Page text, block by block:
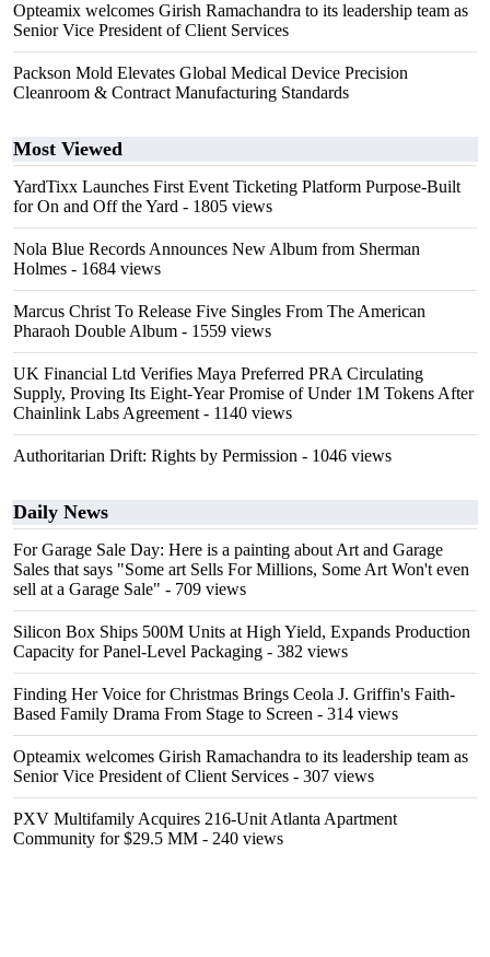
Opteamix welcomes Girish Ramachandra to its leadership team as
Senior Vice President of Client Services
Packson Mold Elevates Global Medical Device Precision
Cleanroom & Contract Manufacturing Standards
Most Viewed
YardTixx Launches First Event Ticketing Platform Purpose-Built
for On and Off the Yard - 1805 views
Nola Blue Records Announces New Album from Sherman
Holmes - 1684 views
Marcus Christ To Release Five Singles From The American
Pharaoh Double Album - 1559 views
UK Financial Ltd Verifies Maya Preferred PRA Circulating
Supply, Proving Its Eight-Year Promise of Under 1M Tokens After
Chainlink Labs Agreement - 1140 views
Authoritarian Drift: Rights by Permission - 1046 views
Daily News
For Garage Sale Day: Here is a painting about Art and Garage
Sales that says "Some art Sells For Millions, Some Art Won't even
sell at a Garage Sale" - 709 views
Silicon Box Ships 500M Units at High Yield, Expands Production
Capacity for Panel-Level Packaging - 382 views
Finding Her Voice for Christmas Brings Ceola J. Griffin's Faith-
Based Family Drama From Stage to Screen - 314 views
Opteamix welcomes Girish Ramachandra to its leadership team as
Senior Vice President of Client Services - 307 views
PXV Multifamily Acquires 216-Unit Atlanta Apartment
Community for $29.5 MM - 240 views